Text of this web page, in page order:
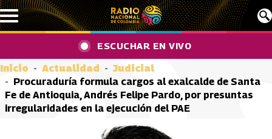
Pasar al contenido principal
ESCUCHAR EN VIVO
Inicio Actualidad
Judicial
Procuraduría formula cargos al exalcalde de Santa
Fe de Antioquia, Andrés Felipe Pardo, por presuntas
irregularidades en la ejecución del PAE